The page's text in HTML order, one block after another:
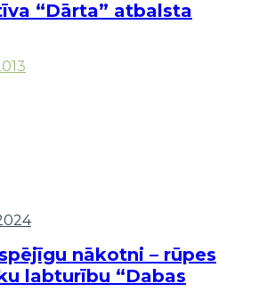
“Dārta” atbalsta
nākotni – rūpes
labturību “Dabas